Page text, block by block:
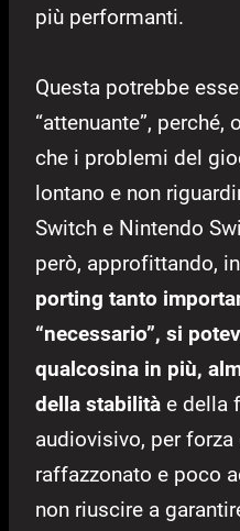
più performanti.
Questa potrebbe
“attenuante”,
che i problemi del
lontano e non
Switch e Nintendo
però, approfittando,
porting tanto
“necessario”, si
qualcosina in più,
della stabilità e della
audiovisivo, per
raffazzonato e poco
non riuscire a